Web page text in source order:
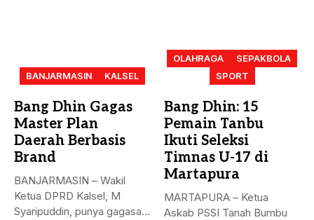
BANJARMASIN KALSEL
Bang Dhin Gagas
Master Plan
Daerah Berbasis
Brand
BANJARMASIN – Wakil
Ketua DPRD Kalsel, M
Syaripuddin, punya gagasan
OLAHRAGA
SEPAKBOLA
SPORT
Bang Dhin: 15
Pemain Tanbu
Ikuti Seleksi
Timnas U-17 di
Martapura
MARTAPURA – Ketua
Askab PSSI Tanah Bumbu